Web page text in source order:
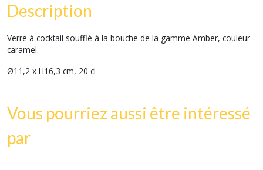
Description
Verre à cocktail soufflé à la bouche de la gamme Amber, couleur
caramel.
Ø11,2 x H16,3 cm, 20 cl
Vous pourriez aussi être intéressé
par